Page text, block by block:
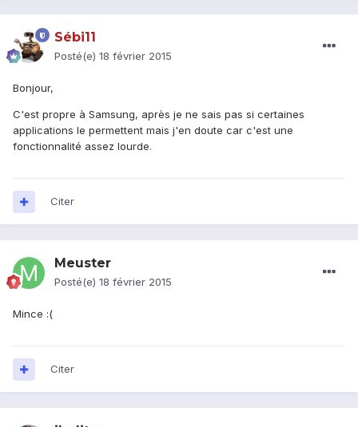
Sébi11
Posté(e) 18 février 2015
Bonjour,
C'est propre à Samsung, après je ne sais pas si certaines
applications le permettent mais j'en doute car c'est une
fonctionnalité assez lourde.
Citer
Meuster
Posté(e) 18 février 2015
Mince :(
Citer